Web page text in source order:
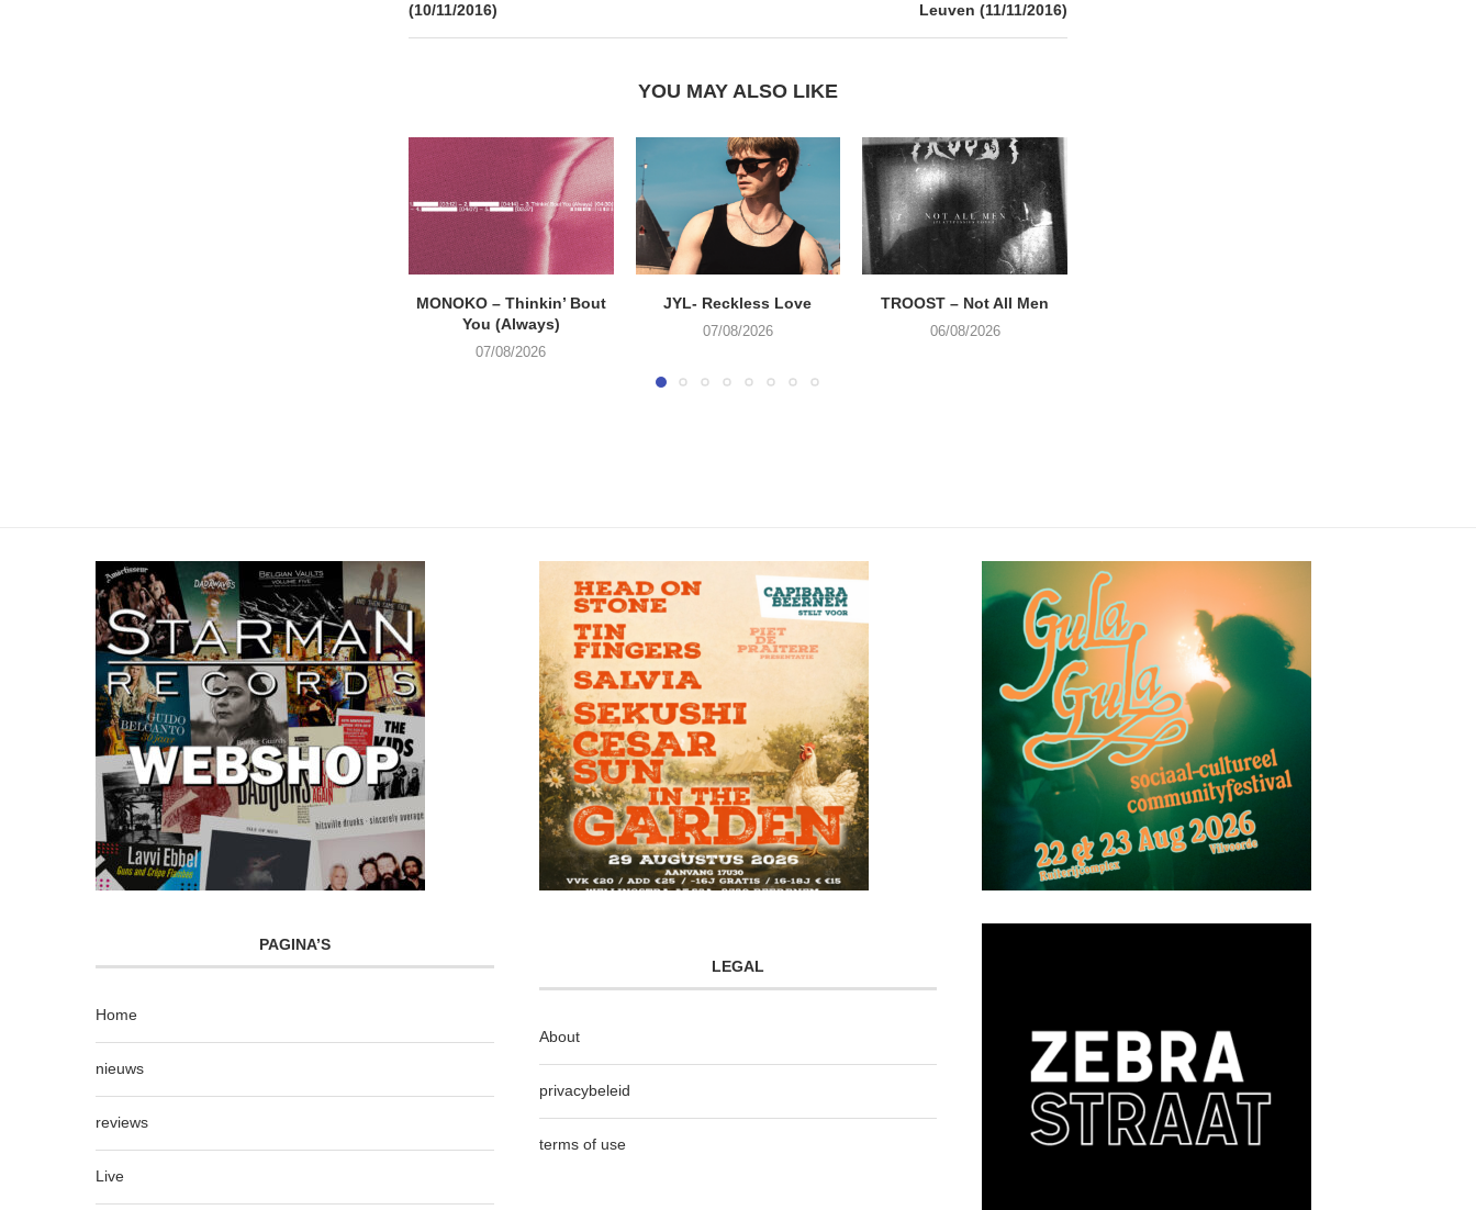
(10/11/2016)
Leuven (11/11/2016)
YOU MAY ALSO LIKE
MONOKO – Thinkin’ Bout
You (Always)
07/08/2026
JYL- Reckless Love
07/08/2026
TROOST – Not All Men
06/08/2026
PAGINA’S
Home
nieuws
reviews
Live
LEGAL
About
privacybeleid
terms of use